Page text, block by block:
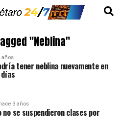
"Neblina"
años
tener neblina nuevamente en
3 años
no se suspendieron clases por